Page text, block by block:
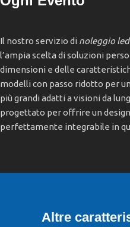
Il nostro servizio di noleggio
l’ampia scelta di soluzioni
dimensioni e delle
modelli con passo ridotto per
più grandi adatti a visioni da
progettato per offrire un
perfettamente integrabile in
Altre